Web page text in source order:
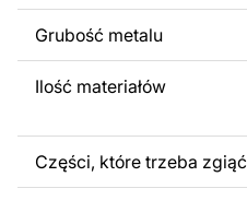
Grubość metalu
Ilość materiałów
Części, które trzeba zgiąć